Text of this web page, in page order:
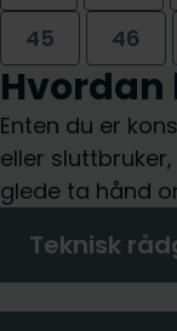
45
46
Hvordan
Enten du er
eller
glede ta hånd
Teknisk